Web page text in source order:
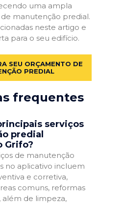
uma ampla
manutenção predial.
neste artigo e
para o seu edifício.
SEU ORÇAMENTO DE
PREDIAL
frequentes
serviços
predial
Grifo?
de manutenção
no aplicativo incluem
e corretiva,
comuns, reformas
além de limpeza,